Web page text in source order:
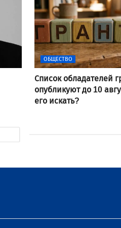
ОБЩЕСТВО
Список обладателей
опубликуют до 10
его искать?